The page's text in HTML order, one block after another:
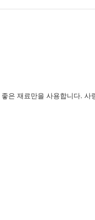
은 재료만을 사용합니다.